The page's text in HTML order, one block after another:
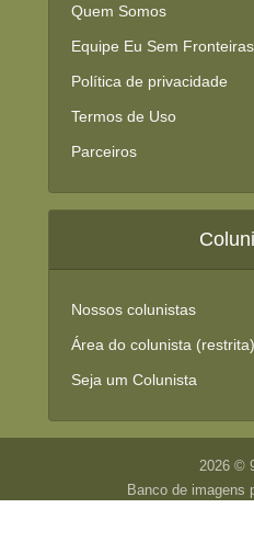
Quem Somos
Equipe Eu Sem Fronteiras
Política de privacidade
Termos de Uso
Parceiros
Nossos colunistas
Área do colunista (restrita)
Seja um Colunista
2026 ©
Banco de imagens